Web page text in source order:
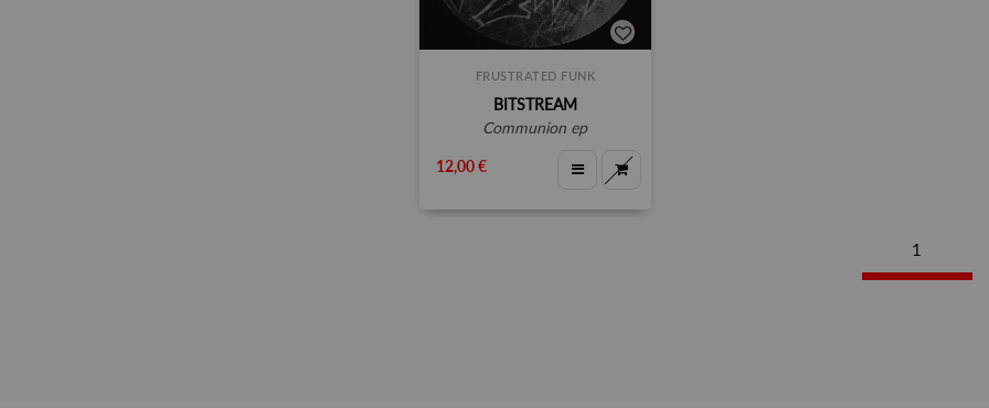
FRUSTRATED FUNK
BITSTREAM
communion ep
12,00 €
1